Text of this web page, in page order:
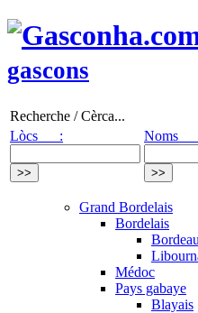
gascons
Recherche / Cèrca...
Lòcs :
Noms
Grand Bordelais
Bordelais
Médoc
Pays gabaye
Blayais